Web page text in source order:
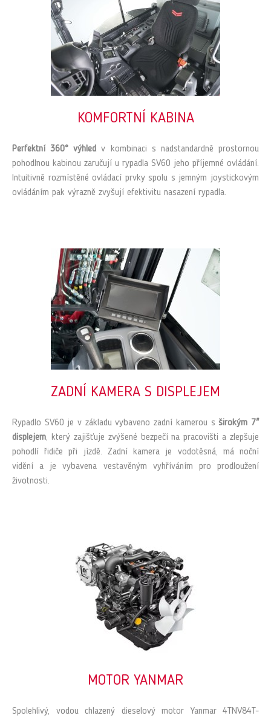
KOMFORTNÍ KABINA
Perfektní 360° výhled v kombinaci s nadstandardně prostornou
pohodlnou kabinou zaručují u rypadla SV60 jeho příjemné ovládání.
Intuitivně rozmístěné ovládací prvky spolu s jemným joystickovým
ovládáním pak výrazně zvyšují efektivitu nasazení rypadla.
ZADNÍ KAMERA S DISPLEJEM
Rypadlo SV60 je v základu vybaveno zadní kamerou s širokým 7"
displejem, který zajišťuje zvýšené bezpečí na pracovišti a zlepšuje
pohodlí řidiče při jízdě. Zadní kamera je vodotěsná, má noční
vidění a je vybavena vestavěným vyhříváním pro prodloužení
životnosti.
MOTOR YANMAR
Spolehlivý, vodou chlazený dieselový motor Yanmar 4TNV84T-